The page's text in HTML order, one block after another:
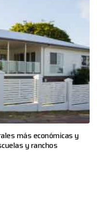
más económicas y
y ranchos